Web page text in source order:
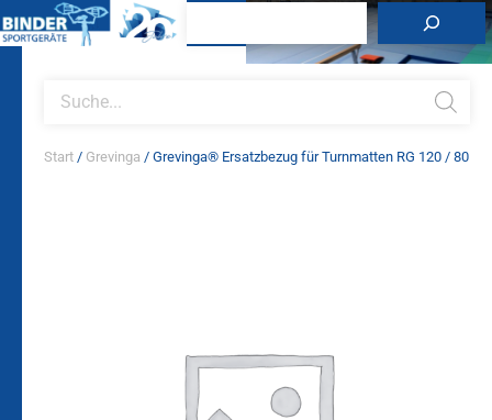
Inhalt
search
Start / Grevinga / Grevinga® Ersatzbezug für Turnmatten RG 120 / 80